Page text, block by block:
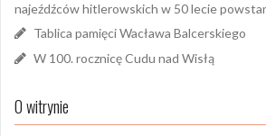
najeźdźców hitlerowskich w 50 lecie
Tablica pamięci Wacława Balcerskiego
W 100. rocznicę Cudu nad Wisłą
O witrynie